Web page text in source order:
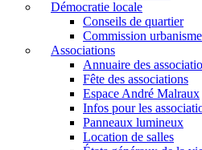
Démocratie locale
Conseils de quartier
Commission urbanisme
Associations
Annuaire des
Fête des associations
Espace André Malraux
Infos pour les
Panneaux lumineux
Location de salles